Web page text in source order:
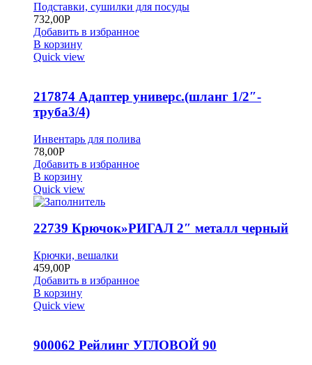
Подставки, сушилки для посуды
732,00Р
Добавить в избранное
В корзину
Quick view
217874 Адаптер универс.(шланг 1/2″-
труба3/4)
Инвентарь для полива
78,00Р
Добавить в избранное
В корзину
Quick view
22739 Крючок»РИГАЛ 2″ металл черный
Крючки, вешалки
459,00Р
Добавить в избранное
В корзину
Quick view
900062 Рейлинг УГЛОВОЙ 90